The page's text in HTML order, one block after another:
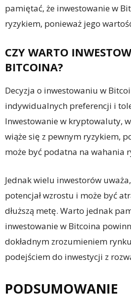
pamiętać, że inwestowanie w
ryzykiem, ponieważ jego
CZY WARTO
BITCOINA?
Decyzja o inwestowaniu w
indywidualnych preferencji i
Inwestowanie w kryptowaluty,
wiąże się z pewnym ryzykiem,
może być podatna na wahania
Jednak wielu inwestorów
potencjał wzrostu i może być
dłuższą metę. Warto jednak
inwestowanie w Bitcoina
dokładnym zrozumieniem
podejściem do inwestycji z
PODSUMOWANIE